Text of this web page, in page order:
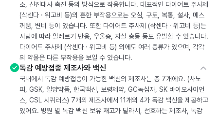
소, 신진대사 촉진 등의 방식으로 작용합니다. 대표적인 다이어트 주사제
(삭센다 · 위고비 등)의 흔한 부작용으로는 오심, 구토, 복통, 설사, 메스
꺼움, 변비 등이 있습니다. 또한 다이어트 주사제 (삭센다 · 위고비 등)는
사람에 따라 알레르기 반응, 우울증, 자살 충동 등도 유발할 수 있습니다.
다이어트 주사제 (삭센다 · 위고비 등) 외에도 여러 종류가 있으며, 각각
의 약물은 다른 부작용을 보일 수 있습니다.
독감 예방접종 제조사와 백신
국내에서 독감 예방접종이 가능한 백신의 제조사는 총 7개에요. (사노
피, GSK, 일양약품, 한국백신, 보령제약, GC녹십자, SK 바이오사이언
스, CSL 시퀴러스) 7개의 제조사에서 11개의 4가 독감 백신을 제공하고
있어요. 병원 별 독감 백신 보유 재고가 달라서, 선호하는 제조사, 독감